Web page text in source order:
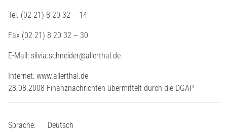
Tel. (02 21) 8 20 32 – 14
Fax (02 21) 8 20 32 – 30
E-Mail: silvia.schneider@allerthal.de
Internet: www.allerthal.de
28.08.2008 Finanznachrichten übermittelt durch die DGAP
Sprache: Deutsch